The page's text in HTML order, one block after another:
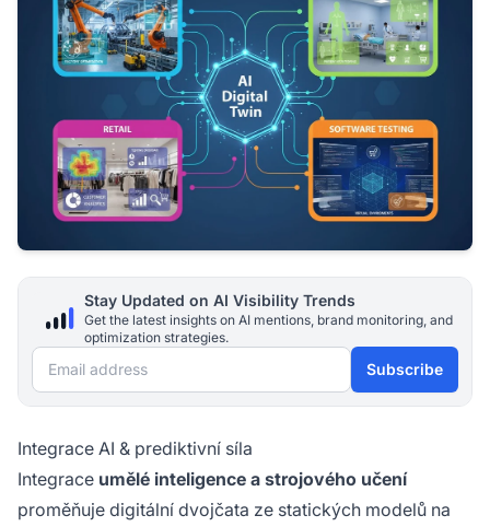
Stay Updated on AI Visibility Trends
Get the latest insights on AI mentions, brand monitoring, and
optimization strategies.
Email address Subscribe
Integrace AI & prediktivní síla
Integrace umělé inteligence a strojového učení
proměňuje digitální dvojčata ze statických modelů na